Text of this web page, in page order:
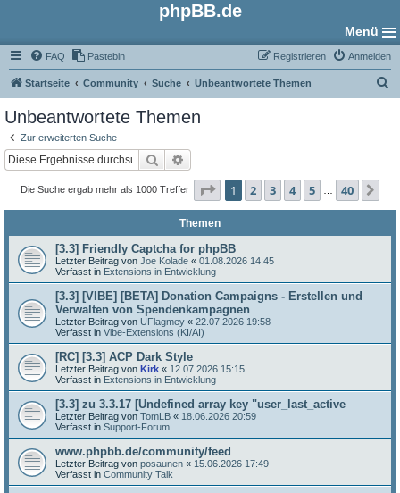
phpBB.de
Menü
FAQ Pastebin Anmelden
Registrieren
Startseite Community Suche Unbeantwortete Themen
Unbeantwortete Themen
Zur erweiterten Suche
Suche
Die Suche ergab mehr als 1000 Treffer Seite 1von 40
1 2 3 4 5 40
Themen
[3.3] Friendly Captcha for phpBB
Letzter Beitrag von Joe Kolade « 01.08.2026 14:45
Verfasst in Extensions in Entwicklung
[3.3] [VIBE] [BETA] Donation Campaigns - Erstellen und
Verwalten von Spendenkampagnen
Letzter Beitrag von UFlagmey « 22.07.2026 19:58
Verfasst in Vibe-Extensions (KI/AI)
[RC] [3.3] ACP Dark Style
Letzter Beitrag von Kirk « 12.07.2026 15:15
Verfasst in Extensions in Entwicklung
[3.3] zu 3.3.17 [Undefined array key "user_last_active
Letzter Beitrag von TomLB « 18.06.2026 20:59
Verfasst in Support-Forum
www.phpbb.de/community/feed
Letzter Beitrag von posaunen « 15.06.2026 17:49
Verfasst in Community Talk